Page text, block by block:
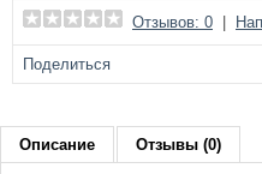
Отзывов: 0
Поделиться
Описание Отзывы (0)